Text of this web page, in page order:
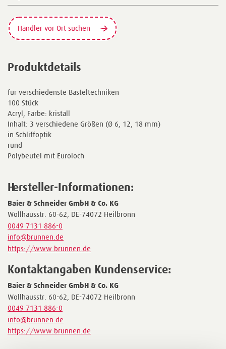
Händler vor Ort suchen
Produktdetails
für verschiedenste Basteltechniken
100 Stück
Acryl, Farbe: kristall
Inhalt: 3 verschiedene Größen (Ø 6, 12, 18 mm)
in Schliffoptik
rund
Polybeutel mit Euroloch
Hersteller-Informationen:
Baier & Schneider GmbH & Co. KG
Wollhausstr. 60-62, DE-74072 Heilbronn
0049 7131 886-0
info@brunnen.de
https://www.brunnen.de
Kontaktangaben Kundenservice:
Baier & Schneider GmbH & Co. KG
Wollhausstr. 60-62, DE-74072 Heilbronn
0049 7131 886-0
info@brunnen.de
https://www.brunnen.de